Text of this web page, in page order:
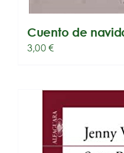
Cuento de
3,00€